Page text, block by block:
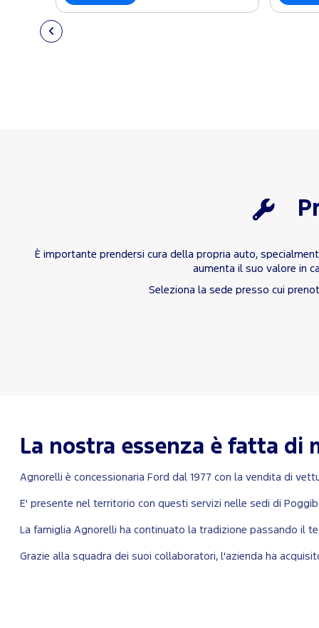
È importante prendersi cura della propria auto,
aumenta il suo valore in
Seleziona la sede presso cui
La nostra essenza è fatta di
Agnorelli è concessionaria Ford dal 1977 con la vendita di
E' presente nel territorio con questi servizi nelle sedi di
La famiglia Agnorelli ha continuato la tradizione passando il
Grazie alla squadra dei suoi collaboratori, l'azienda ha